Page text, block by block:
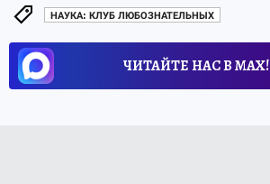
НАУКА: КЛУБ ЛЮБОЗНАТЕЛЬНЫХ
ЧИТАЙТЕ НАС В МАХ!